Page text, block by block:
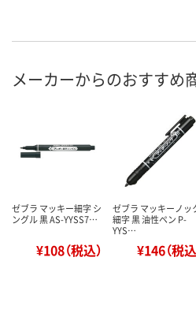
メーカーからのおすすめ
ゼブラ マッキー細字 シ
ングル 黒 AS-YYSS7…
¥108（税込）
ゼブラ マッキーノッ
細字 黒 油性ペン P-
YYS…
¥146（税込